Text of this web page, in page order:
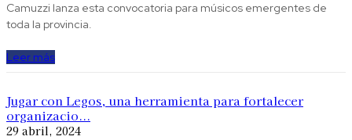
Camuzzi lanza esta convocatoria para músicos emergentes de
toda la provincia.
Leer más
Jugar con Legos, una herramienta para fortalecer
organizacio...
29 abril, 2024